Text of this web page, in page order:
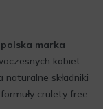
polska marka
kobiet.
składniki
crulety free.